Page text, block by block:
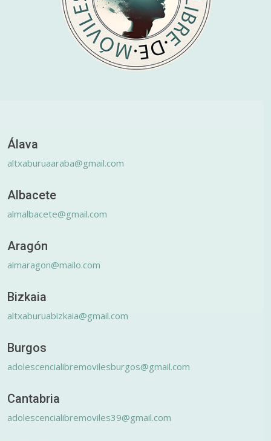
Álava
altxaburuaaraba@gmail.com
Albacete
almalbacete@gmail.com
Aragón
almaragon@mailo.com
Bizkaia
altxaburuabizkaia@gmail.com
Burgos
adolescencialibremovilesburgos@gmail.com
Cantabria
adolescencialibremoviles39@gmail.com